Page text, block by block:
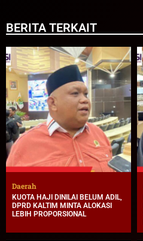
BERITA TERKAIT
Daerah
KUOTA HAJI DINILAI BELUM ADIL,
DPRD KALTIM MINTA ALOKASI
LEBIH PROPORSIONAL